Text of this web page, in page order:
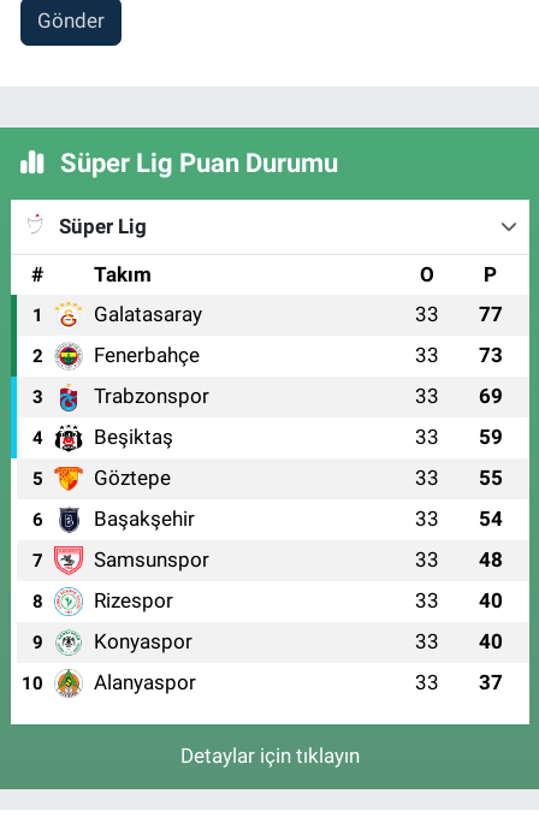
Gönder
Süper Lig Puan Durumu
Süper Lig
#
Takım O P
1 Galatasaray 33 77
2 Fenerbahçe 33 73
3 Trabzonspor 33 69
4 Beşiktaş 33 59
5 Göztepe 33 55
6 Başakşehir 33 54
7 Samsunspor 33 48
8 Rizespor 33 40
9 Konyaspor 33 40
10 Alanyaspor 33 37
Detaylar için tıklayın